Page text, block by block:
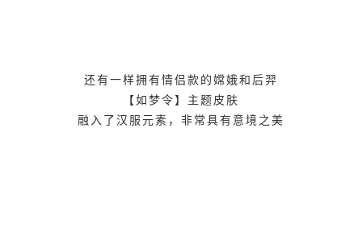
还有一样拥有情侣款的嫦娥和后羿
【如梦令】主题皮肤
融入了汉服元素，非常具有意境之美